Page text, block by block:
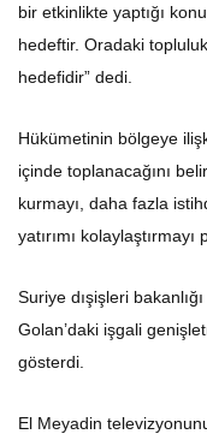
bir etkinlikte yaptığı
hedeftir. Oradaki
hedefidir” dedi.
Hükümetinin bölgeye
içinde toplanacağını
kurmayı, daha fazla
yatırımı kolaylaştırmayı
Suriye dışişleri
Golan’daki işgali
gösterdi.
El Meyadin